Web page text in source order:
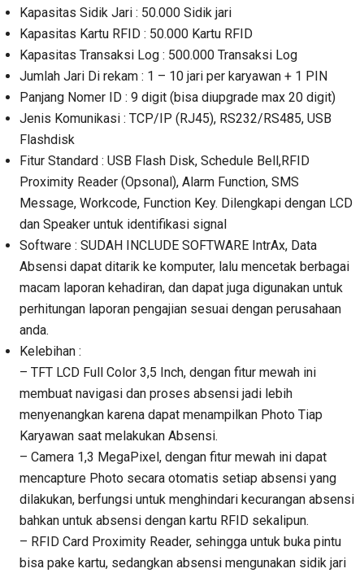
Kapasitas Sidik Jari : 50.000 Sidik jari
Kapasitas Kartu RFID : 50.000 Kartu RFID
Kapasitas Transaksi Log : 500.000 Transaksi Log
Jumlah Jari Di rekam : 1 – 10 jari per karyawan + 1 PIN
Panjang Nomer ID : 9 digit (bisa diupgrade max 20 digit)
Jenis Komunikasi : TCP/IP (RJ45), RS232/RS485, USB
Flashdisk
Fitur Standard : USB Flash Disk, Schedule Bell,RFID
Proximity Reader (Opsonal), Alarm Function, SMS
Message, Workcode, Function Key. Dilengkapi dengan LCD
dan Speaker untuk identifikasi signal
Software : SUDAH INCLUDE SOFTWARE IntrAx, Data
Absensi dapat ditarik ke komputer, lalu mencetak berbagai
macam laporan kehadiran, dan dapat juga digunakan untuk
perhitungan laporan pengajian sesuai dengan perusahaan
anda.
Kelebihan :
– TFT LCD Full Color 3,5 Inch, dengan fitur mewah ini
membuat navigasi dan proses absensi jadi lebih
menyenangkan karena dapat menampilkan Photo Tiap
Karyawan saat melakukan Absensi.
– Camera 1,3 MegaPixel, dengan fitur mewah ini dapat
mencapture Photo secara otomatis setiap absensi yang
dilakukan, berfungsi untuk menghindari kecurangan absensi
bahkan untuk absensi dengan kartu RFID sekalipun.
– RFID Card Proximity Reader, sehingga untuk buka pintu
bisa pake kartu, sedangkan absensi mengunakan sidik jari